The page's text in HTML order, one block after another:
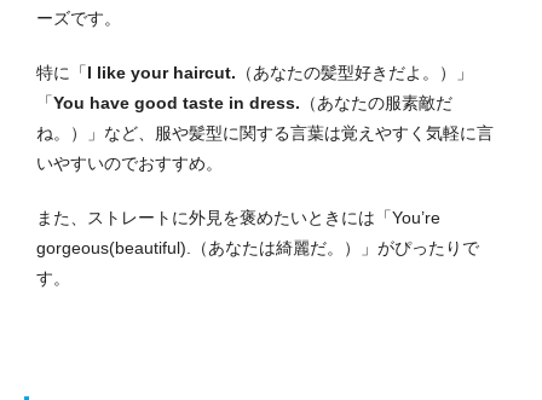
ーズです。
特に「I like your haircut. （あなたの髪型好きだよ。）」
「You have good taste in dress. （あなたの服素敵だ
ね。）」など、服や髪型に関する言葉は覚えやすく気軽に言
いやすいのでおすすめ。
また、ストレートに外見を褒めたいときには「You’re
gorgeous(beautiful).（あなたは綺麗だ。）」がぴったりで
す。